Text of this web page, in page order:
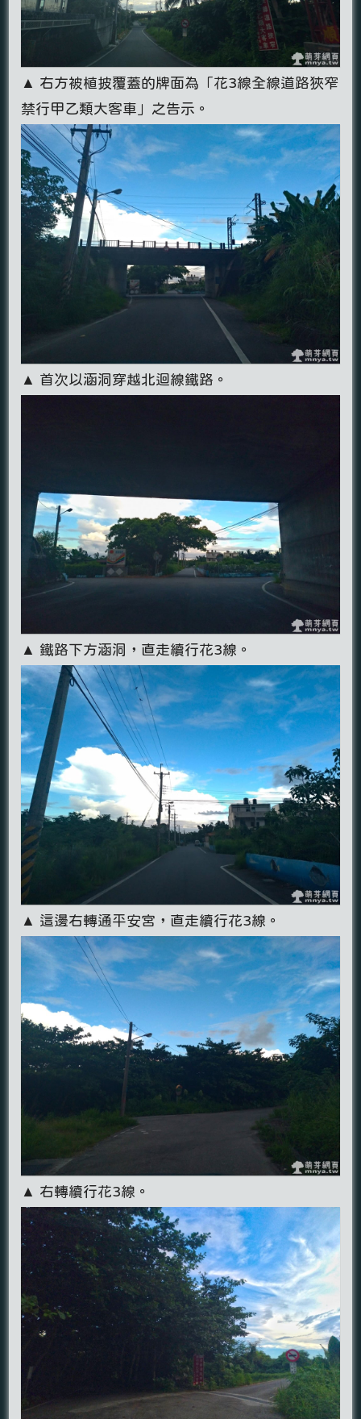
▲ 右方被植披覆蓋的牌面為「花3線全線道路狹窄
禁行甲乙類大客車」之告示。
▲ 首次以涵洞穿越北迴線鐵路。
▲ 鐵路下方涵洞，直走續行花3線。
▲ 這邊右轉通平安宮，直走續行花3線。
▲ 右轉續行花3線。